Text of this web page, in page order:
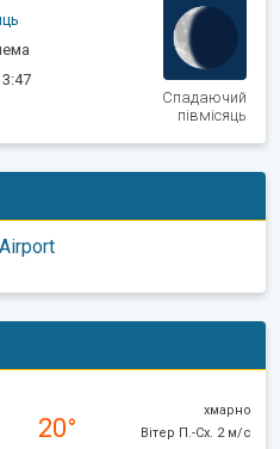
Спадаючий
півмісяць
20°
хмарно
Вітер П.-Сх. 2 м/с